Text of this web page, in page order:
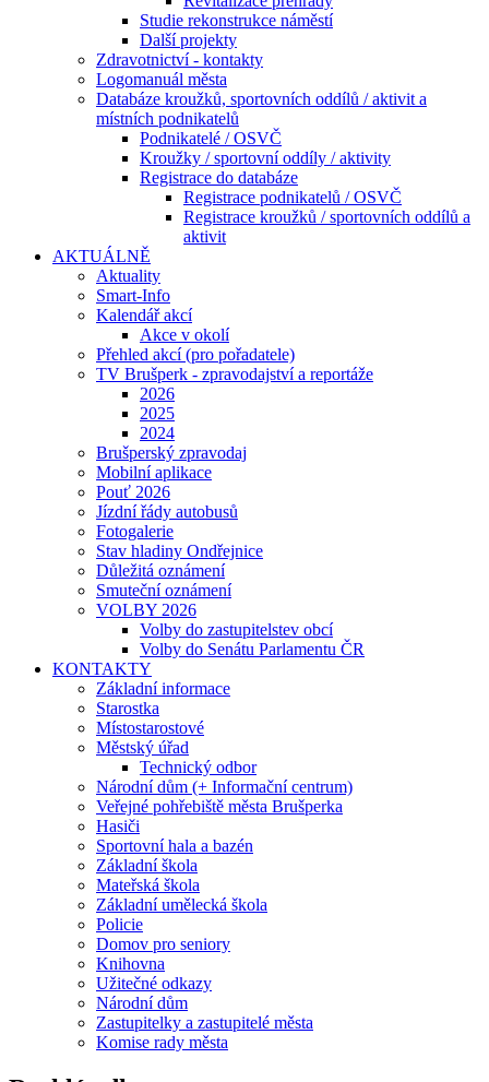
Studie rekonstrukce náměstí
Další projekty
Zdravotnictví - kontakty
Logomanuál města
Databáze kroužků, sportovních oddílů / aktivit a
místních podnikatelů
Podnikatelé / OSVČ
Kroužky / sportovní oddíly / aktivity
Registrace do databáze
Registrace podnikatelů / OSVČ
Registrace kroužků / sportovních oddílů a
aktivit
AKTUÁLNĚ
Aktuality
Smart-Info
Kalendář akcí
Akce v okolí
Přehled akcí (pro pořadatele)
TV Brušperk - zpravodajství a reportáže
2026
2025
2024
Brušperský zpravodaj
Mobilní aplikace
Pouť 2026
Jízdní řády autobusů
Fotogalerie
Stav hladiny Ondřejnice
Důležitá oznámení
Smuteční oznámení
VOLBY 2026
Volby do zastupitelstev obcí
Volby do Senátu Parlamentu ČR
KONTAKTY
Základní informace
Starostka
Místostarostové
Městský úřad
Technický odbor
Národní dům (+ Informační centrum)
Veřejné pohřebiště města Brušperka
Hasiči
Sportovní hala a bazén
Základní škola
Mateřská škola
Základní umělecká škola
Policie
Domov pro seniory
Knihovna
Užitečné odkazy
Národní dům
Zastupitelky a zastupitelé města
Komise rady města